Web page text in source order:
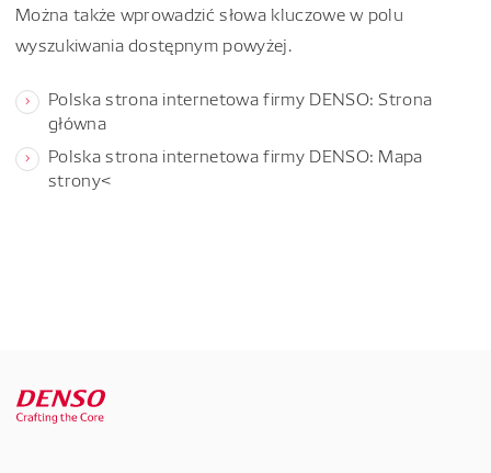
Można także wprowadzić słowa kluczowe w polu
wyszukiwania dostępnym powyżej.
Polska strona internetowa firmy DENSO: Strona
główna
Polska strona internetowa firmy DENSO: Mapa
strony<